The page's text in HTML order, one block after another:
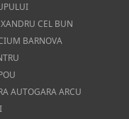
CEL BUN
BARNOVA
AUTOGARA ARCU